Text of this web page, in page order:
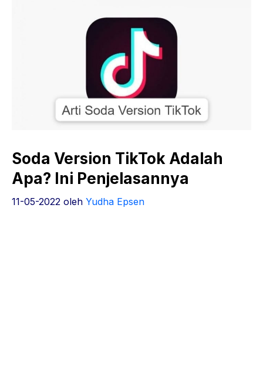
Soda Version TikTok Adalah
Apa? Ini Penjelasannya
11-05-2022 oleh Yudha Epsen